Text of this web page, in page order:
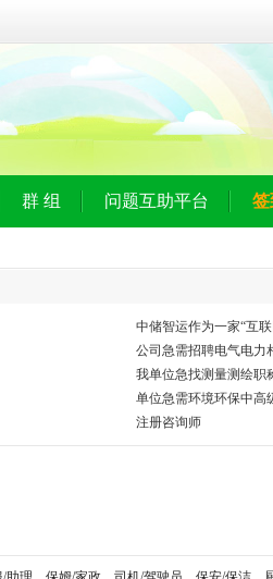
群 组 问题互助平台 签
中储智运作为一家“互
公司急需招聘电气电力
我单位急找测量测绘职
单位急需环境环保中高
注册咨询师